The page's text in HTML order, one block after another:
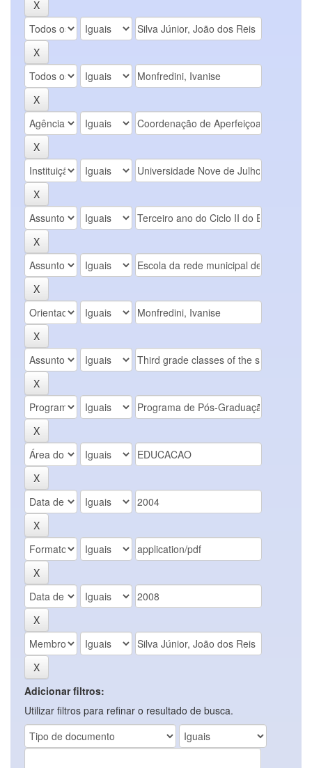
Adicionar filtros:
Utilizar filtros para refinar o resultado de busca.